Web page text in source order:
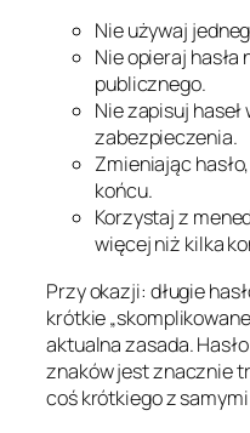
Nie używaj
Nie opieraj
publicznego.
Nie zapisuj
zabezpieczenia.
Zmieniając
końcu.
Korzystaj z
więcej niż kilka
Przy okazji: długie
krótkie
aktualna zasada.
znaków jest znacznie
coś krótkiego z